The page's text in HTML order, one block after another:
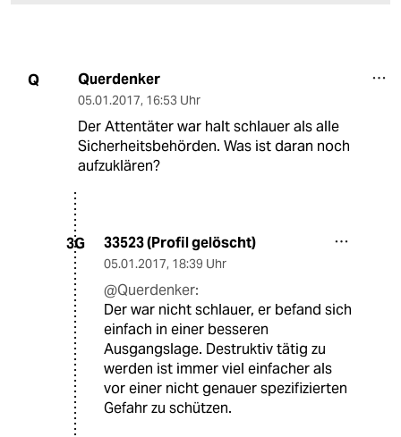
Q Querdenker
05.01.2017, 16:53 Uhr
Der Attentäter war halt schlauer als alle
Sicherheitsbehörden. Was ist daran noch
aufzuklären?
3G 33523 (Profil gelöscht)
05.01.2017, 18:39 Uhr
@Querdenker:
Der war nicht schlauer, er befand sich
einfach in einer besseren
Ausgangslage. Destruktiv tätig zu
werden ist immer viel einfacher als
vor einer nicht genauer spezifizierten
Gefahr zu schützen.